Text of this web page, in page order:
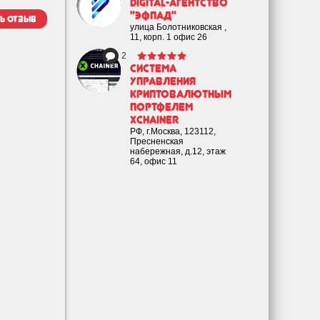
Digital-агентство
"Эфпад"
улица Болотниковская ,
11, корп. 1 офис 26
2
Cистема
управления
криптовалютным
портфелем
XChainer
РФ, г.Москва, 123112,
Пресненская
набережная, д.12, этаж
64, офис 11
отзыв